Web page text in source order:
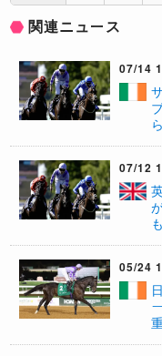
関連ニュース
07/14
07/12
05/24